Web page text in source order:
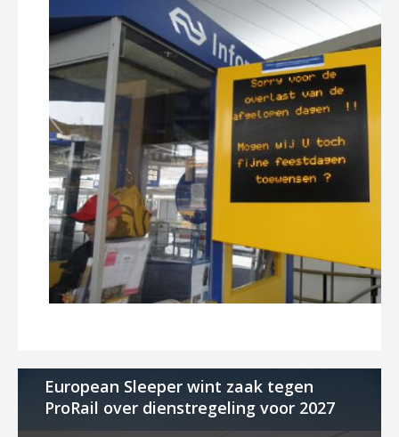
European Sleeper wint zaak tegen
ProRail over dienstregeling voor 2027